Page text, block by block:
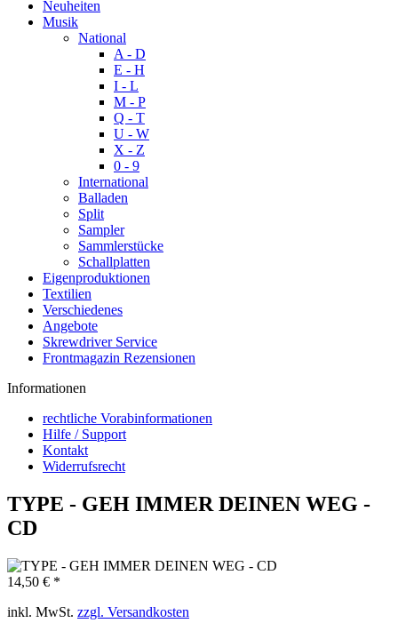
Neuheiten
Musik
National
A - D
E - H
I - L
M - P
Q - T
U - W
X - Z
0 - 9
International
Balladen
Split
Sampler
Sammlerstücke
Schallplatten
Eigenproduktionen
Textilien
Verschiedenes
Angebote
Skrewdriver Service
Frontmagazin Rezensionen
Informationen
rechtliche Vorabinformationen
Hilfe / Support
Kontakt
Widerrufsrecht
TYPE - GEH IMMER DEINEN WEG -
CD
14,50 € *
inkl. MwSt. zzgl. Versandkosten